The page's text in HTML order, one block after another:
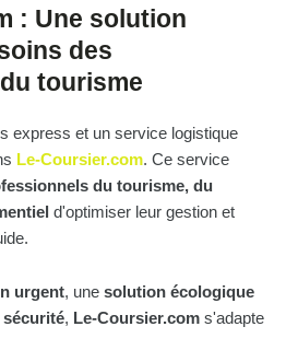
: Une solution
des
tourisme
express et un service logistique
Le-Coursier.com. Ce service
du tourisme, du
d'optimiser leur gestion et
urgent, une solution écologique
, Le-Coursier.com s'adapte